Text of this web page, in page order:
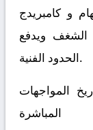
و كامبريدج
ويدفع
الحدود الفنية.
المواجهات
المباشرة